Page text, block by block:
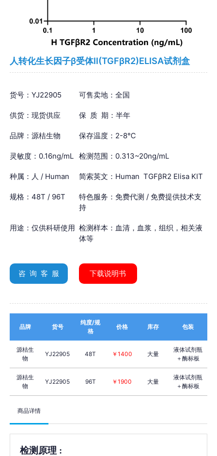
人转化生长因子β受体Ⅱ(TGFβR2)ELISA试剂盒
货号：YJ22905 可售卖地：全国
供货：现货供应 保 质 期：半年
品牌：源桔生物 保存温度：2-8℃
灵敏度：0.16ng/mL 检测范围：0.313~20ng/mL
种属：人 / Human 简索英文：Human TGFβR2 Elisa KIT
规格：48T / 96T
特色服务：免费代测 / 免费提供技术支
持
用途：仅供科研使用 检测样本：血清，血浆，组织，相关液
体等
咨 询 客 服 下载说明书
品牌 货号
纯度/规
格
价格 库存 包装
源桔生
物
YJ22905 48T ￥1400 大量
液体试剂瓶
＋酶标板
源桔生
物
YJ22905 96T ￥1900 大量
液体试剂瓶
＋酶标板
商品详情
检测原理 :